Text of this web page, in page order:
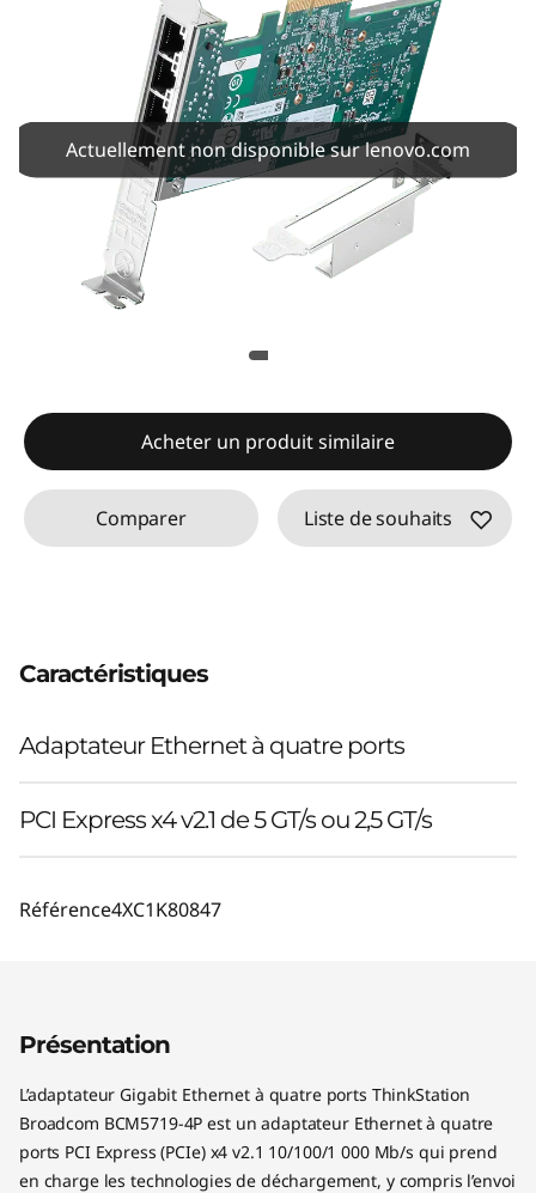
Actuellement non disponible sur lenovo.com
Acheter un produit similaire
Comparer Liste de souhaits
Caractéristiques
Adaptateur Ethernet à quatre ports
PCI Express x4 v2.1 de 5 GT/s ou 2,5 GT/s
Référence4XC1K80847
Présentation
L’adaptateur Gigabit Ethernet à quatre ports ThinkStation
Broadcom BCM5719-4P est un adaptateur Ethernet à quatre
ports PCI Express (PCIe) x4 v2.1 10/100/1 000 Mb/s qui prend
en charge les technologies de déchargement, y compris l’envoi